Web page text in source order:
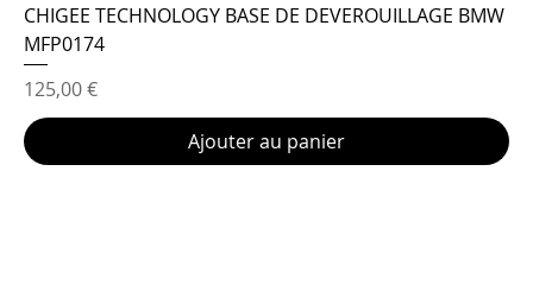
CHIGEE TECHNOLOGY BASE DE DEVEROUILLAGE BMW
MFP0174
Prix
125,00 €
Ajouter au panier